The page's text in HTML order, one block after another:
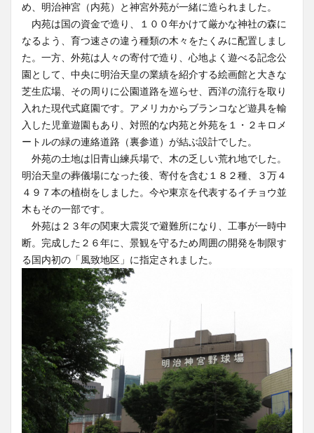
め、明治神宮（内苑）と神宮外苑が一緒に造られました。
内苑は国の資金で造り、１００年かけて厳かな神社の森に
なるよう、育つ速さの違う種類の木々をたくみに配置しまし
た。一方、外苑は人々の寄付で造り、心地よく遊べる記念公
園として、中央に明治天皇の業績を紹介する絵画館と大きな
芝生広場、その周りに公園道路を巡らせ、西洋の流行を取り
入れた現代式庭園です。アメリカからブランコなど遊具を輸
入した児童遊園もあり、対照的な内苑と外苑を１・２キロメ
ートルの緑の連絡道路（裏参道）が結ぶ設計でした。
外苑の土地は旧青山練兵場で、木の乏しい荒れ地でした。
明治天皇の葬儀場になった後、寄付を含む１８２種、３万４
４９７本の植樹をしました。今や東京を代表するイチョウ並
木もその一部です。
外苑は２３年の関東大震災で避難所になり、工事が一時中
断。完成した２６年に、景観を守るため周囲の開発を制限す
る国内初の「風致地区」に指定されました。